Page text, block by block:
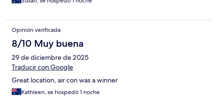
Opinión verificada
8/10 Muy buena
29 de diciembre de 2025
Traducir con Google
Great location, air con was a winner
Kathleen, se hospedó 1 noche